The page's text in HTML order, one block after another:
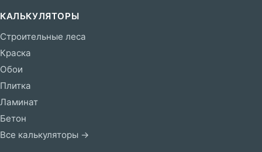
КАЛЬКУЛЯТОРЫ
Строительные леса
Краска
Обои
Плитка
Ламинат
Бетон
Все калькуляторы →